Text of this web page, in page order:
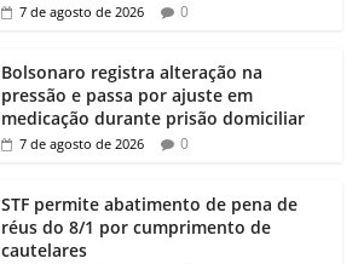
7 de agosto de 2026 0
Bolsonaro registra alteração na
pressão e passa por ajuste em
medicação durante prisão domiciliar
7 de agosto de 2026 0
STF permite abatimento de pena de
réus do 8/1 por cumprimento de
cautelares